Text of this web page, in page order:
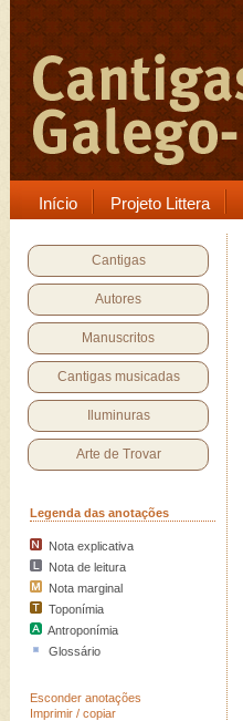
Início Projeto Littera
Cantigas
Autores
Manuscritos
Cantigas musicadas
Iluminuras
Arte de Trovar
Legenda das anotações
Nota explicativa
Nota de leitura
Nota marginal
Toponímia
Antroponímia
Glossário
Esconder anotações
Imprimir / copiar